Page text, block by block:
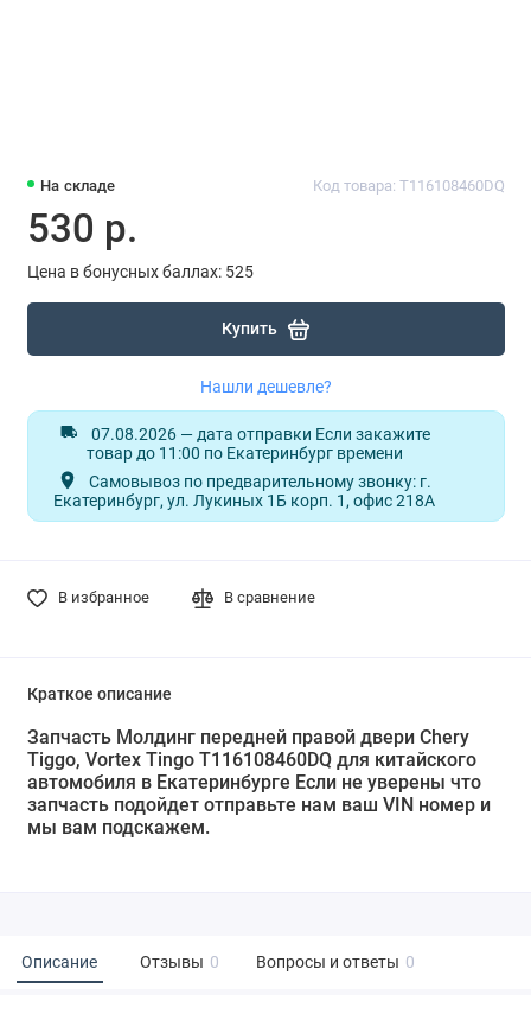
На складе Код товара: T116108460DQ
530 р.
Цена в бонусных баллах: 525
Купить
Нашли дешевле?
07.08.2026 — дата отправки Если закажите
товар до 11:00 по Екатеринбург времени
Самовывоз по предварительному звонку: г.
Екатеринбург, ул. Лукиных 1Б корп. 1, офис 218А
В избранное В сравнение
Краткое описание
Запчасть Молдинг передней правой двери Chery
Tiggo, Vortex Tingo T116108460DQ для китайского
автомобиля в Екатеринбурге Если не уверены что
запчасть подойдет отправьте нам ваш VIN номер и
мы вам подскажем.
Описание Отзывы 0 Вопросы и ответы 0